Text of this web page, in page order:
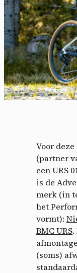
Voor
(partner
een URS
is de
merk (in
het
vormt):
BMC URS
(soms)